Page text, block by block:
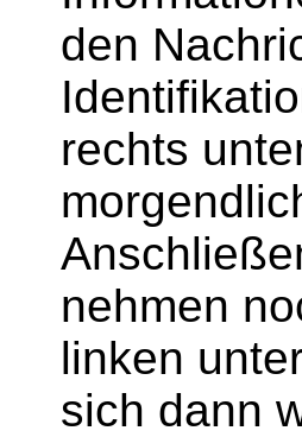
den
rechts
nehmen
linken
sich dann